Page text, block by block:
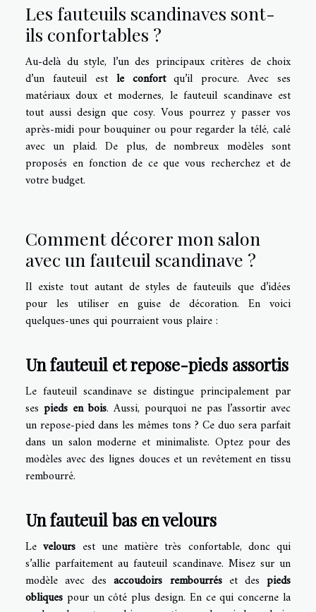
Les fauteuils scandinaves sont-
ils confortables ?
Au-delà du style, l’un des principaux critères de choix
d’un fauteuil est le confortqu’il procure. Avec ses
matériaux doux et modernes, le fauteuil scandinave est
tout aussi design que cosy. Vous pourrez y passer vos
après-midi pour bouquiner ou pour regarder la télé, calé
avec un plaid. De plus, de nombreux modèles sont
proposés en fonction de ce que vous recherchez et de
votre budget.
Comment décorer mon salon
avec un fauteuil scandinave ?
Il existe tout autant de styles de fauteuils que d’idées
pour les utiliser en guise de décoration. En voici
quelques-unes qui pourraient vous plaire :
Un fauteuil et repose-pieds assortis
Le fauteuil scandinave se distingue principalement par
ses pieds en bois. Aussi, pourquoi ne pas l’assortir avec
un repose-pied dans les mêmes tons ? Ce duo sera parfait
dans un salon moderne et minimaliste. Optez pour des
modèles avec des lignes douces et un revêtement en tissu
rembourré.
Un fauteuil bas en velours
Levelours est une matière très confortable, donc qui
s’allie parfaitement au fauteuil scandinave. Misez sur un
modèle avec desaccoudoirs rembourréset despieds
obliques pour un côté plus design. En ce qui concerne la